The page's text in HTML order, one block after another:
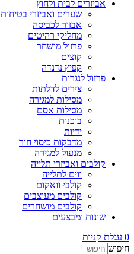
אביזרים לבית ולחוץ
שערים ואביזרי בטיחות
אבזור לכביסה
מחליקי רהיטים
פרזול מושחר
קוצים
קפיץ נדנדה
פרזול לנגרות
צירים לדלתות
מסילות למגירה
מסילות אסם
בוכנות
ידיות
מדבקות כיסוי חור
מנעול למגירה
קולבים ואביזרי תלייה
ווים לתלייה
קולבי וואקום
קולבים מעוצבים
קולבים מושחרים
שונות ומבצעים
0 עגלת קניות
חיפוש